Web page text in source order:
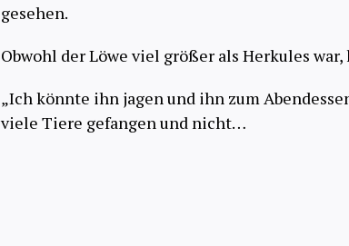
gesehen.
Obwohl der Löwe viel größer als Herkules
„Ich könnte ihn jagen und ihn zum
viele Tiere gefangen und nicht…